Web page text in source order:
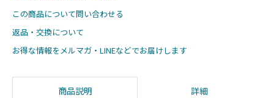
この商品について問い合わせる
返品・交換について
お得な情報をメルマガ・LINEなどでお届けします
商品説明 詳細